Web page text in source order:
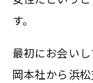
す。
最初にお会い
岡本社から浜